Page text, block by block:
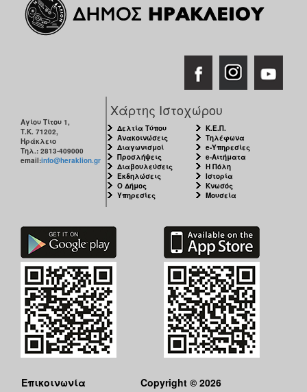
Αγίου Τίτου 1,
Τ.Κ. 71202,
Ηράκλειο
Τηλ.: 2813-409000
email:info@heraklion.gr
Χάρτης Ιστοχώρου
Δελτία Τύπου
Ανακοινώσεις
Διαγωνισμοί
Προσλήψεις
Διαβουλεύσεις
Εκδηλώσεις
Ο Δήμος
Υπηρεσίες
Κ.Ε.Π.
Τηλέφωνα
e-Υπηρεσίες
e-Αιτήματα
Η Πόλη
Ιστορία
Κνωσός
Μουσεία
Επικοινωνία
Copyright © 2026